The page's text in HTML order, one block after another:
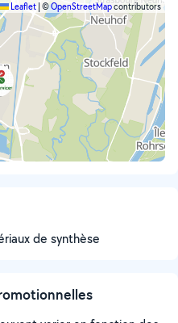
Leaflet ©OpenStreetMapcontributors
de synthèse